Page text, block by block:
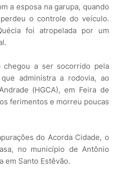
a esposa na garupa, quando
o controle do veículo.
foi atropelada por um
chegou a ser socorrido pela
administra a rodovia, ao
(HGCA), em Feira de
ferimentos e morreu poucas
do Acorda Cidade, o
no município de Antônio
em Santo Estêvão.